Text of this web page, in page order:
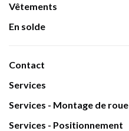
Vêtements
En solde
Contact
Services
Services - Montage de roue
Services - Positionnement